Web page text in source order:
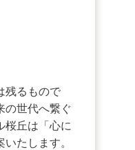
残るもので
の世代へ繋ぐ
桜丘は「心に
たします。